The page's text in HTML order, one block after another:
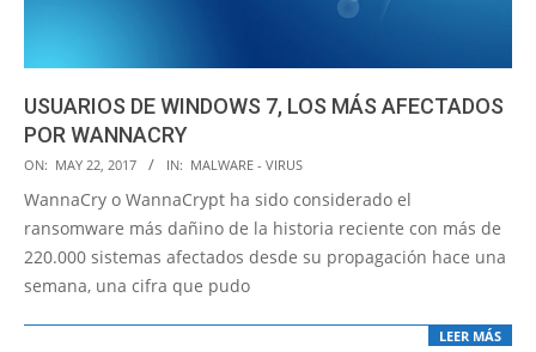
USUARIOS DE WINDOWS 7, LOS MÁS AFECTADOS
POR WANNACRY
2017-
05-
22
ON: MAY 22, 2017 IN: MALWARE - VIRUS
WannaCry o WannaCrypt ha sido considerado el
ransomware más dañino de la historia reciente con más de
220.000 sistemas afectados desde su propagación hace una
semana, una cifra que pudo
LEER MÁS